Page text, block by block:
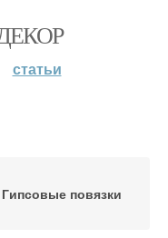
статьи
Гипсовые повязки